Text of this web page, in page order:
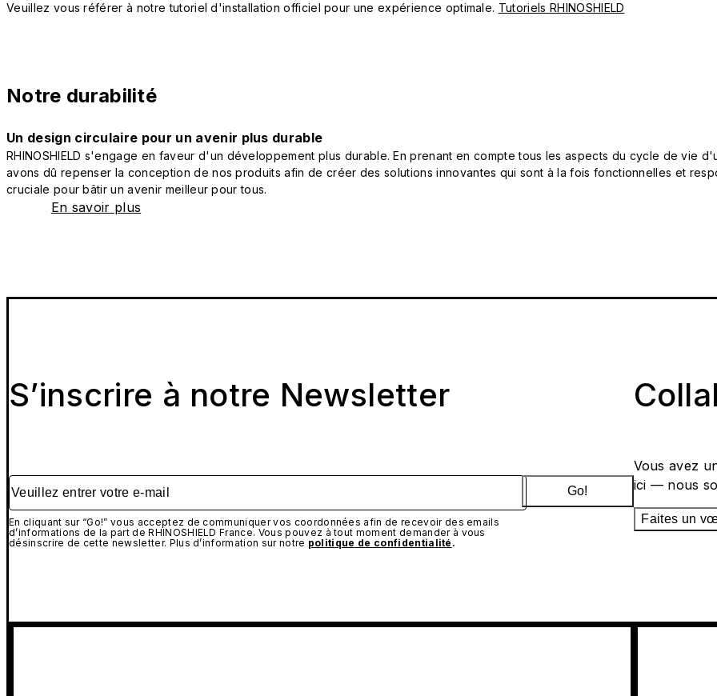
Veuillez vous référer à notre tutoriel d'installation officiel pour une expérience optimale. Tutoriels RHINOSHIELD
Notre durabilité
Un design circulaire pour un avenir plus durable
RHINOSHIELD s'engage en faveur d'un développement plus durable. En prenant en compte tous les aspects du cycle de vie
avons dû repenser la conception de nos produits afin de créer des solutions innovantes qui sont à la fois fonctionnelles et
cruciale pour bâtir un avenir meilleur pour tous.
En savoir plus
S’inscrire à notre Newsletter
Veuillez entrer votre e-mail
En cliquant sur “Go!” vous acceptez de communiquer vos coordonnées afin de recevoir des emails
d’informations de la part de RHINOSHIELD France. Vous pouvez à tout moment demander à vous
désinscrire de cette newsletter. Plus d’information sur notre politique de confidentialité .
Go!
Vous avez
ici — nous
Faites un